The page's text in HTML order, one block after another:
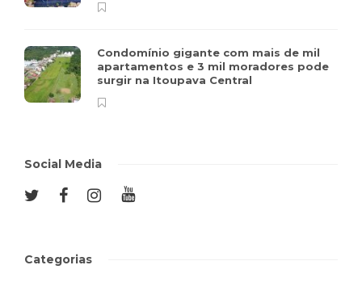
Condomínio gigante com mais de mil
apartamentos e 3 mil moradores pode
surgir na Itoupava Central
Social Media
Categorias